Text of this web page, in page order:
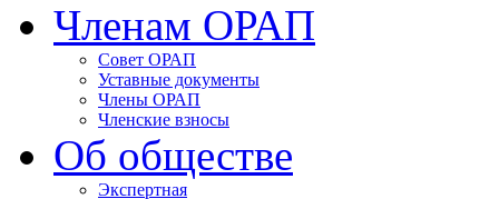
Членам ОРАП
Совет ОРАП
Уставные документы
Члены ОРАП
Членские взносы
Об обществе
Экспертная